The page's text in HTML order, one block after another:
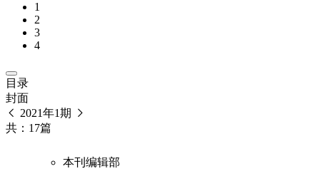
1
2
3
4
目录
封面
2021年1期
共：17篇
本刊编辑部